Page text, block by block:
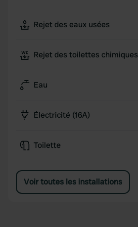
Rejet des eaux usées
Rejet des toilettes chimiques
Eau
Électricité (16A)
Toilette
Voir toutes les installations